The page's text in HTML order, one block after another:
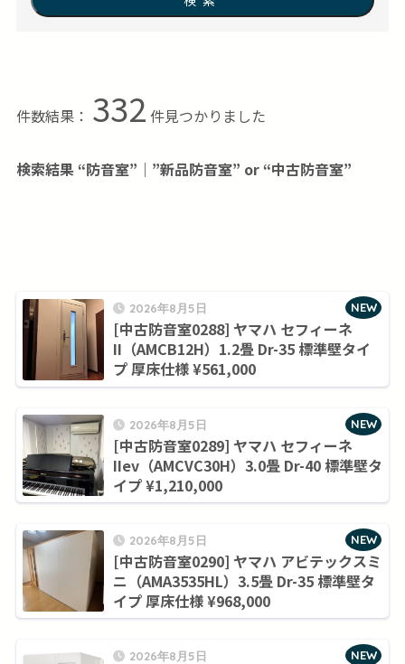
件数結果： 332 件見つかりました
検索結果 “防音室”｜”新品防音室” or “中古防音室”
2026年8月5日
[中古防音室0288] ヤマハ セフィーネ
II（AMCB12H）1.2畳 Dr-35 標準壁タイ
プ 厚床仕様 ¥561,000
NEW
2026年8月5日
[中古防音室0289] ヤマハ セフィーネ
IIev（AMCVC30H）3.0畳 Dr-40 標準壁タ
イプ ¥1,210,000
NEW
2026年8月5日
[中古防音室0290] ヤマハ アビテックスミ
ニ（AMA3535HL）3.5畳 Dr-35 標準壁タ
イプ 厚床仕様 ¥968,000
NEW
2026年8月5日 NEW